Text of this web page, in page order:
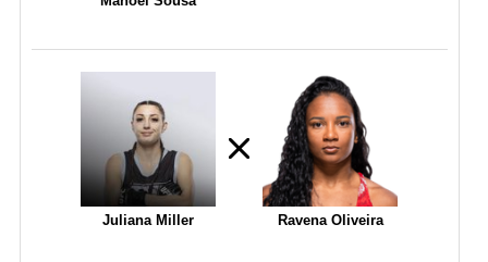
Juliana Miller Ravena Oliveira